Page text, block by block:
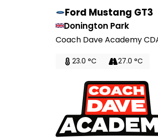
Ford Mustang GT3
Donington Park
Coach Dave Academy
23.0 °C 27.0 °C